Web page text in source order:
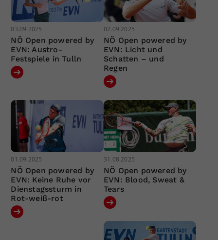
03.09.2025
NÖ Open powered by
EVN: Austro-
Festspiele in Tulln
02.09.2025
NÖ Open powered by
EVN: Licht und
Schatten – und
Regen
01.09.2025
NÖ Open powered by
EVN: Keine Ruhe vor
Dienstagssturm in
Rot-weiß-rot
31.08.2025
NÖ Open powered by
EVN: Blood, Sweat &
Tears